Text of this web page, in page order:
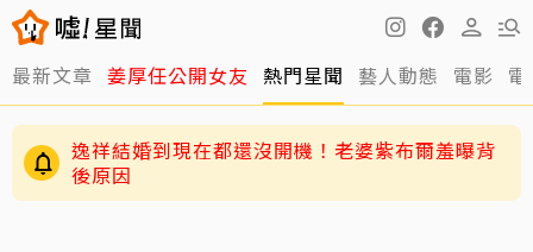
最新文章 姜厚任公開女友 熱門星聞 藝人動態 電影
逸祥結婚到現在都還沒開機！老婆紫布爾羞曝背
後原因